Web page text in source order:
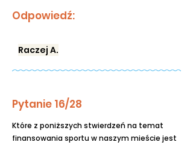
Odpowiedź:
Raczej A.
Pytanie 16/28
Które z poniższych stwierdzeń na temat
finansowania sportu w naszym mieście jest